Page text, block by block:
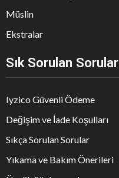
Müslin
Ekstralar
Sık Sorulan Sorular
Iyzico Güvenli Ödeme
Değişim ve İade Koşulları
Sıkça Sorulan Sorular
Yıkama ve Bakım Önerileri